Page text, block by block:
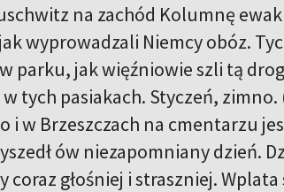
na zachód Kolumnę
wyprowadzali Niemcy obóz.
parku, jak więźniowie szli tą
tych pasiakach. Styczeń,
i w Brzeszczach na cmentarzu
ów niezapomniany dzień.
coraz głośniej i straszniej.